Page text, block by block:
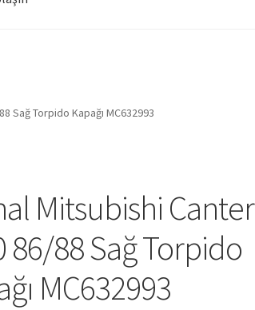
Sağ Torpido Kapağı MC632993
Mitsubishi Canter
86/88 Sağ Torpido
MC632993